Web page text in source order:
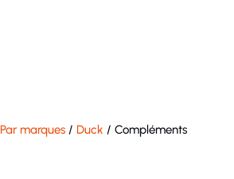
Par marques / Duck / Compléments